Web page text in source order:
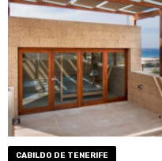
CABILDO DE TENERIFE